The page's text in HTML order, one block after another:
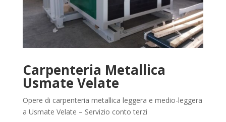
Carpenteria Metallica
Usmate Velate
Opere di carpenteria metallica leggera e medio-leggera
a Usmate Velate – Servizio conto terzi